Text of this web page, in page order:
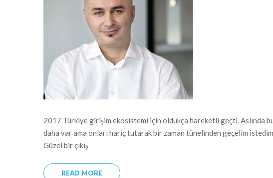
2017 Türkiye girişim ekosistemi için oldukça hareketli geçti. Aslında bu
daha var ama onları hariç tutarak bir zaman tünelinden geçelim
Güzel bir çıkış
READ MORE